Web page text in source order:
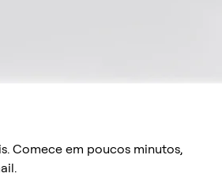
Comece em poucos minutos,